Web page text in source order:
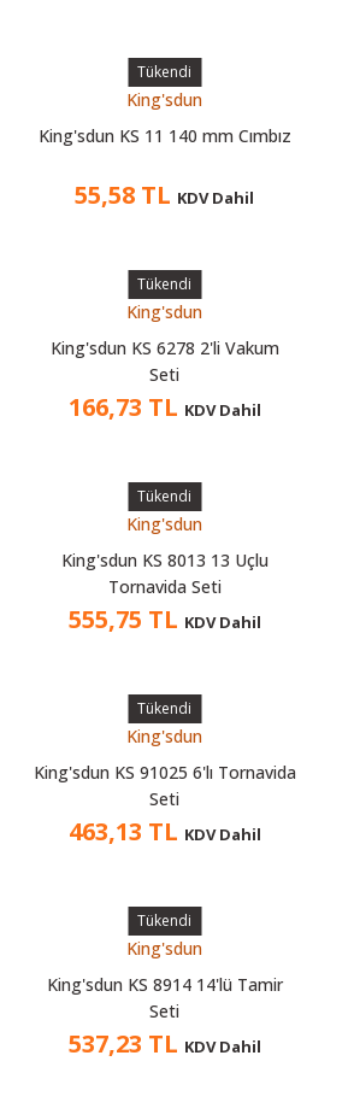
Tükendi
King'sdun
King'sdun KS 11 140 mm Cımbız
55,58 TL KDV Dahil
Tükendi
King'sdun
King'sdun KS 6278 2'li Vakum
Seti
166,73 TL KDV Dahil
Tükendi
King'sdun
King'sdun KS 8013 13 Uçlu
Tornavida Seti
555,75 TL KDV Dahil
Tükendi
King'sdun
King'sdun KS 91025 6'lı Tornavida
Seti
463,13 TL KDV Dahil
Tükendi
King'sdun
King'sdun KS 8914 14'lü Tamir
Seti
537,23 TL KDV Dahil